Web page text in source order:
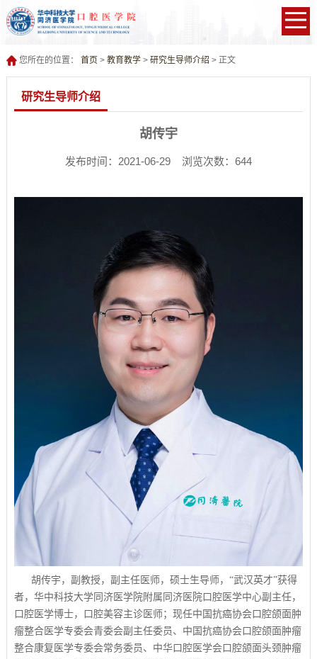
您所在的位置： 首页 > 教育教学> 研究生导师介绍 > 正文
研究生导师介绍
胡传宇
发布时间：2021-06-29 浏览次数： 644
胡传宇，副教授，副主任医师，硕士生导师， “武汉英才”获得
者，华中科技大学同济医学院附属同济医院口腔医学中心副主任，
口腔医学博士，口腔美容主诊医师；现任中国抗癌协会口腔颌面肿
瘤整合医学专委会青委会副主任委员、中国抗癌协会口腔颌面肿瘤
整合康复医学专委会常务委员、中华口腔医学会口腔颌面头颈肿瘤